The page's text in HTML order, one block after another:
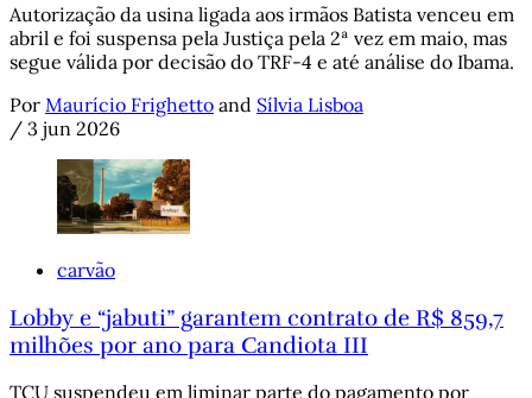
Autorização da usina ligada aos irmãos Batista venceu em
abril e foi suspensa pela Justiça pela 2ª vez em maio, mas
segue válida por decisão do TRF-4 e até análise do Ibama.
Por Maurício Frighetto and Sílvia Lisboa
/ 3 jun 2026
carvão
Lobby e “jabuti” garantem contrato de R$ 859,7
milhões por ano para Candiota III
TCU suspendeu em liminar parte do pagamento por